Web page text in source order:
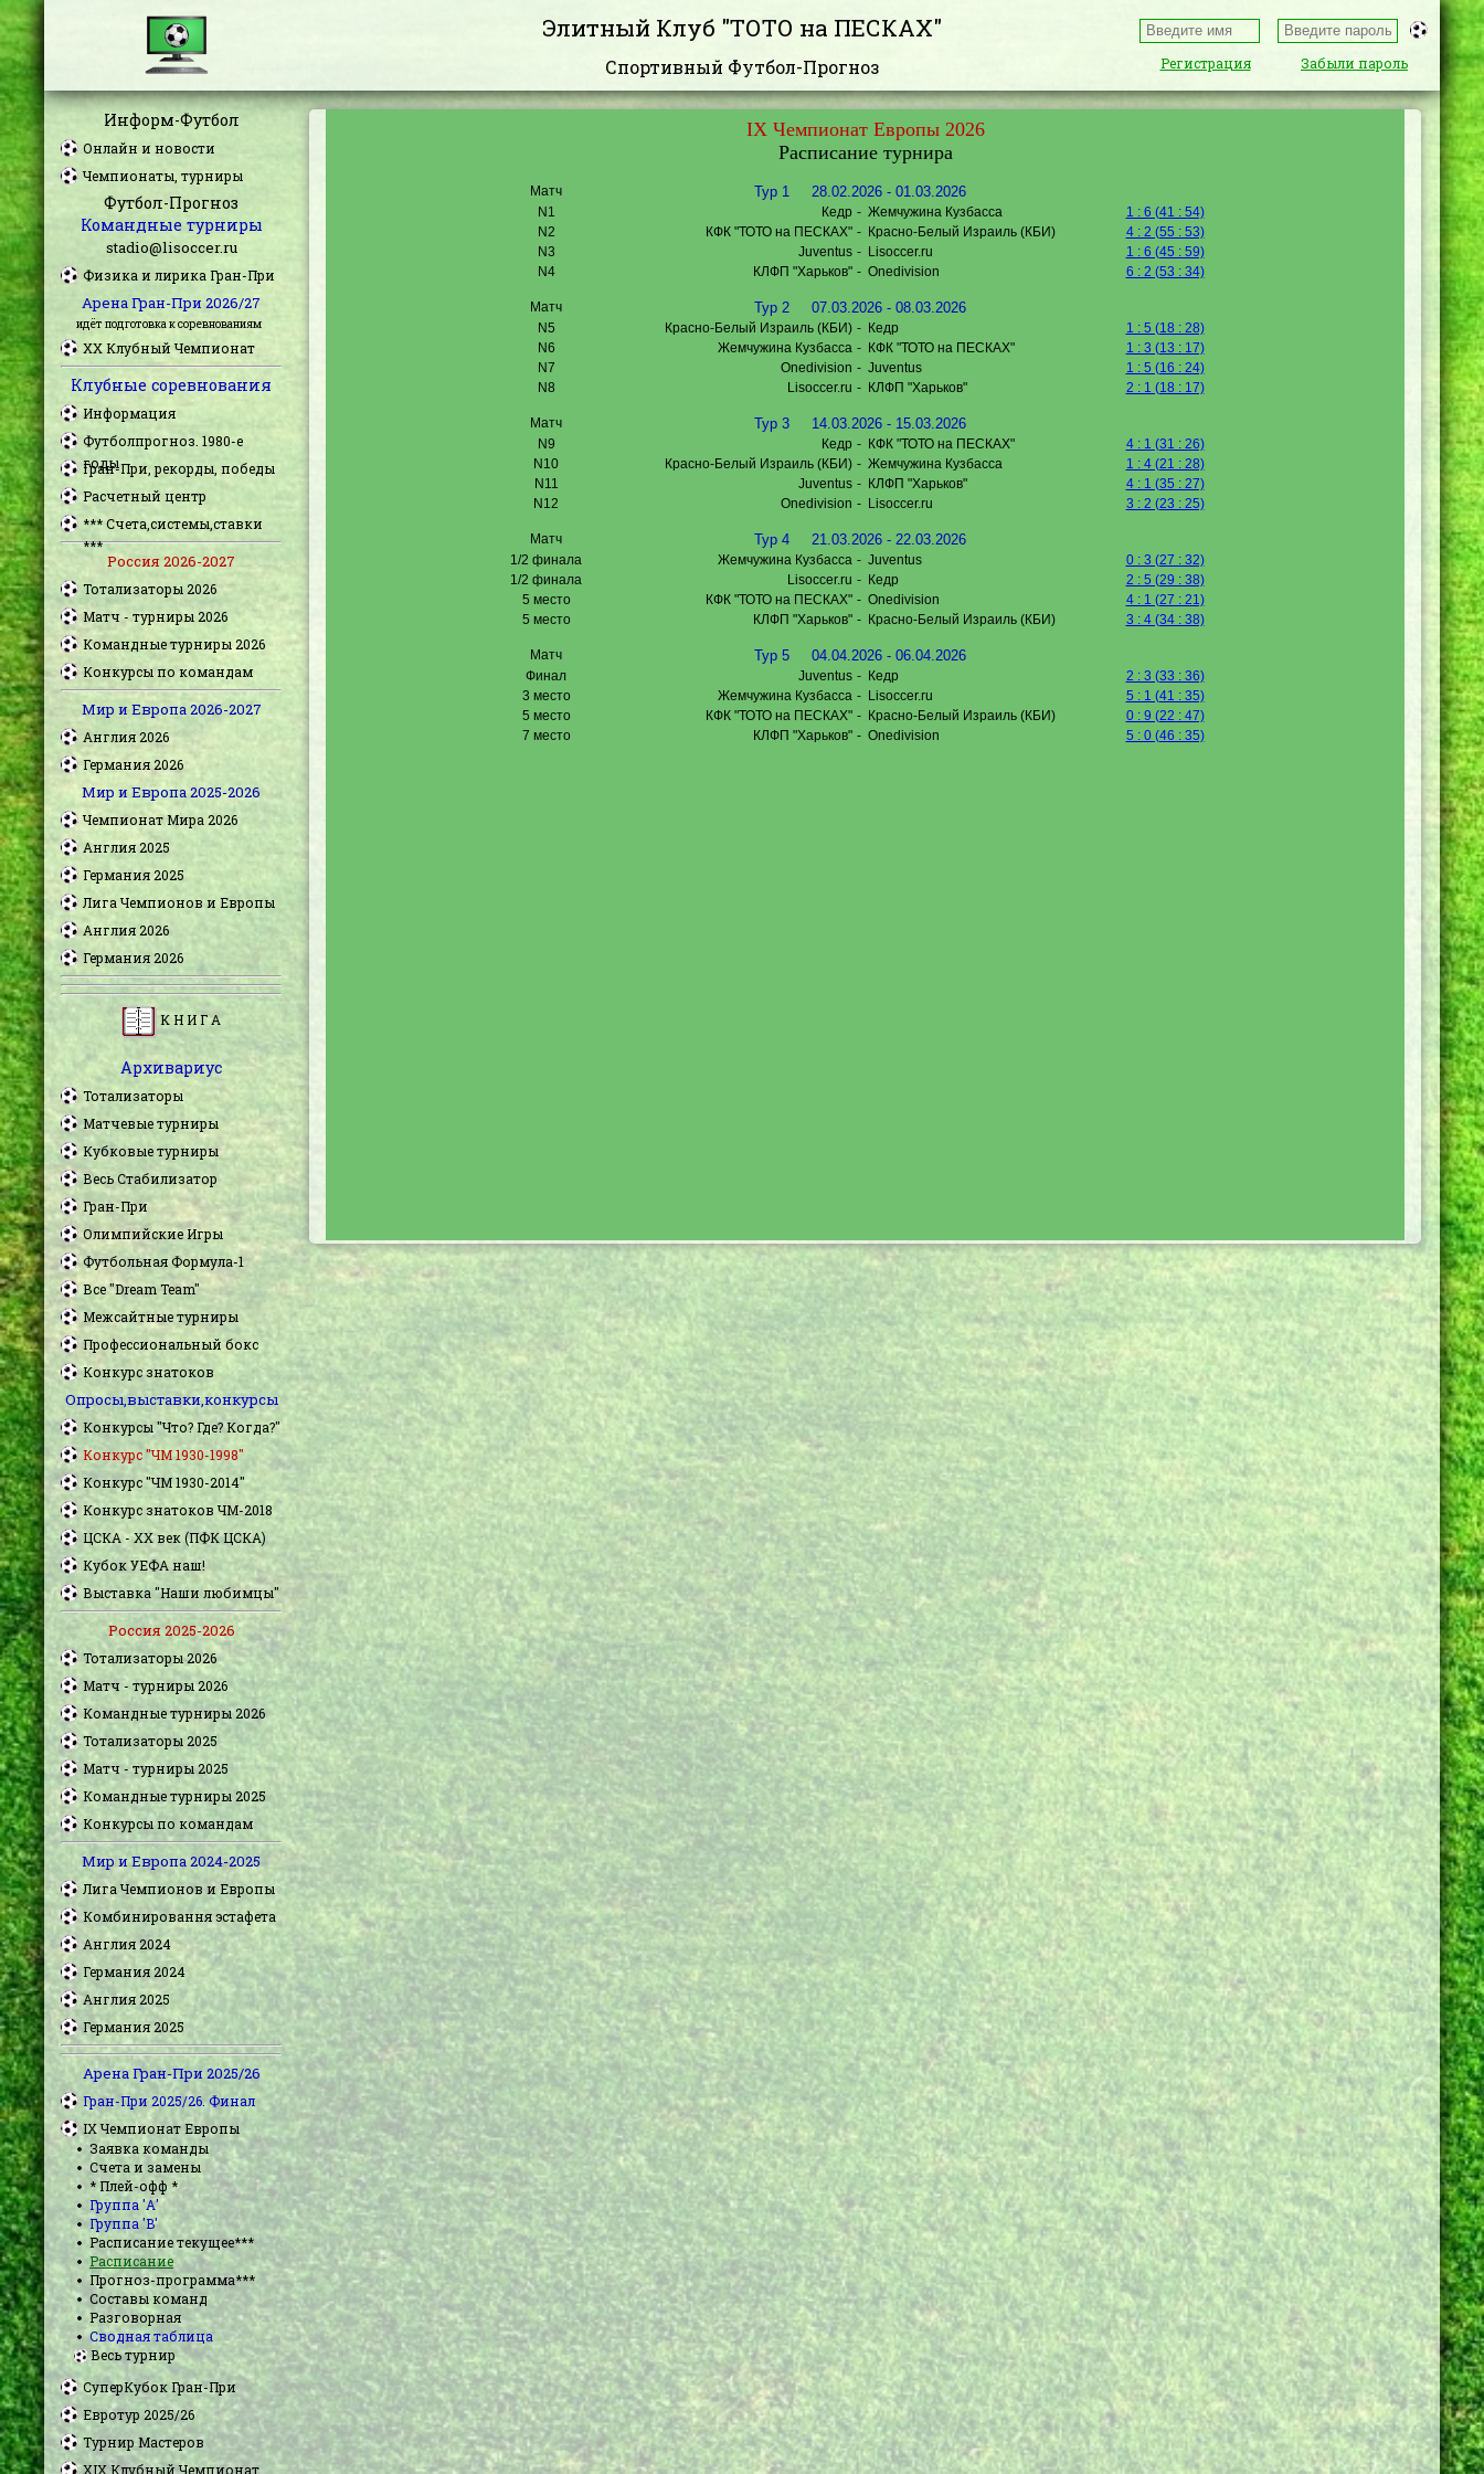
Регистрация Забыли пароль
Элитный Клуб "ТОТО на ПЕСКАХ"
Спортивный Футбол-Прогноз
Информ-Футбол
Онлайн и новости
Чемпионаты, турниры
Футбол-Прогноз
Командные турниры
stadio@lisoccer.ru
Физика и лирика Гран-При
Арена Гран-При 2026/27
идёт подготовка к соревнованиям
XX Клубный Чемпионат
Клубные соревнования
Информация
Футболпрогноз. 1980-е
годы
Гран-При, рекорды, победы
Расчетный центр
*** Счета,системы,ставки
***
Россия 2026-2027
Тотализаторы 2026
Матч - турниры 2026
Командные турниры 2026
Конкурсы по командам
Мир и Европа 2026-2027
Англия 2026
Германия 2026
Мир и Европа 2025-2026
Чемпионат Мира 2026
Англия 2025
Германия 2025
Лига Чемпионов и Европы
Англия 2026
Германия 2026
К Н И Г А
Архивариус
Тотализаторы
Матчевые турниры
Кубковые турниры
Весь Стабилизатор
Гран-При
Олимпийские Игры
Футбольная Формула-1
Все "Dream Team"
Межсайтные турниры
Профессиональный бокс
Конкурс знатоков
Опросы,выставки,конкурсы
Конкурсы "Что? Где? Когда?"
Конкурс "ЧМ 1930-1998"
Конкурс "ЧМ 1930-2014"
Конкурс знатоков ЧМ-2018
ЦСКА - XX век (ПФК ЦСКА)
Кубок УЕФА наш!
Выставка "Наши любимцы"
Россия 2025-2026
Тотализаторы 2026
Матч - турниры 2026
Командные турниры 2026
Тотализаторы 2025
Матч - турниры 2025
Командные турниры 2025
Конкурсы по командам
Мир и Европа 2024-2025
Лига Чемпионов и Европы
Комбинировання эстафета
Англия 2024
Германия 2024
Англия 2025
Германия 2025
Арена Гран-При 2025/26
Гран-При 2025/26. Финал
IX Чемпионат Европы
Заявка команды
Счета и замены
* Плей-офф *
Группа 'А'
Группа 'B'
Расписание текущее***
Расписание
Прогноз-программа***
Составы команд
Разговорная
Сводная таблица
Весь турнир
СуперКубок Гран-При
Евротур 2025/26
Турнир Мастеров
XIX Клубный Чемпионат